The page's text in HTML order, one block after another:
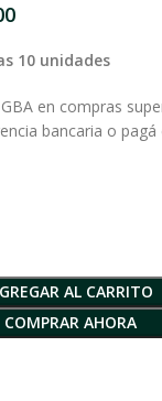
10 unidades
en compras
bancaria o
AL CARRITO
COMPRAR AHORA